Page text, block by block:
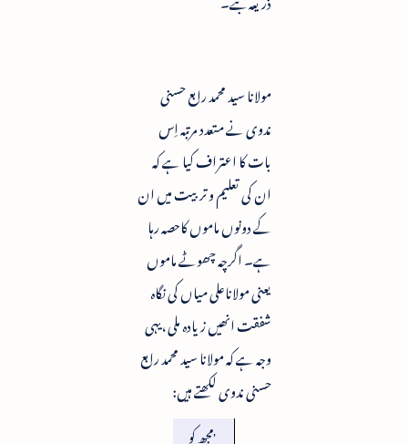
مولانا سید محمد رابع حسنی
ندوی نے متعدد مرتبہ اِس
بات کا اعتراف کیا ہے کہ
ان کی تعلیم و تربیت میں ان
کے دونوں ماموں کاحصہ رہا
ہے۔ اگرچہ چھوٹے ماموں
یعنی مولاناعلی میاں کی نگاہ
شفقت انھیں زیادہ ملی ،یہی
وجہ ہے کہ مولانا سید محمد رابع
حسنی ندوی لکھتے ہیں:
'مجھ کو